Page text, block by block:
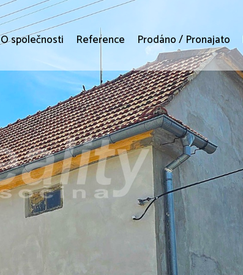
O společnosti Reference Prodáno / Pronajato